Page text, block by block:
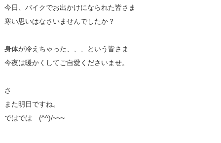
今日、バイクでお出かけになられた皆さま
寒い思いはなさいませんでしたか？
身体が冷えちゃった、、、という皆さま
今夜は暖かくしてご自愛くださいませ。
さ
また明日ですね。
ではでは (^^)/~~~